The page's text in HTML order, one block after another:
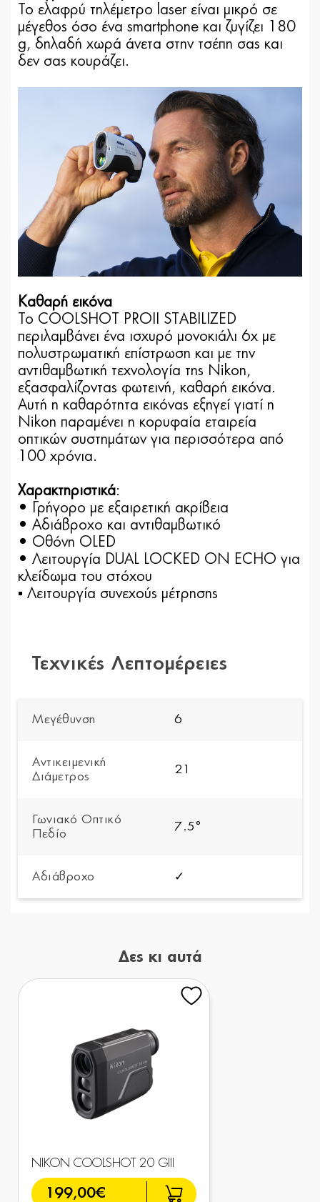
Το ελαφρύ τηλέμετρο laser είναι μικρό σε
μέγεθος όσο ένα smartphone και ζυγίζει 180
g, δηλαδή χωρά άνετα στην τσέπη σας και
δεν σας κουράζει.
Καθαρή εικόνα
Το COOLSHOT PROII STABILIZED
περιλαμβάνει ένα ισχυρό μονοκιάλι 6x με
πολυστρωματική επίστρωση και με την
αντιθαμβωτική τεχνολογία της Nikon,
εξασφαλίζοντας φωτεινή, καθαρή εικόνα.
Αυτή η καθαρότητα εικόνας εξηγεί γιατί η
Nikon παραμένει η κορυφαία εταιρεία
οπτικών συστημάτων για περισσότερα από
100 χρόνια.
Χαρακτηριστικά:
• Γρήγορο με εξαιρετική ακρίβεια
• Αδιάβροχο και αντιθαμβωτικό
• Οθόνη OLED
• Λειτουργία DUAL LOCKED ON ECHO για
κλείδωμα του στόχου
▪ Λειτουργία συνεχούς μέτρησης
Τεχνικές Λεπτομέρειες
Μεγέθυνση 6
Αντικειμενική
Διάμετρος
21
Γωνιακό Οπτικό
Πεδίο
7.5°
Αδιάβροχο ✓
Δες κι αυτά
NIKON COOLSHOT 20 GIII
199,00€